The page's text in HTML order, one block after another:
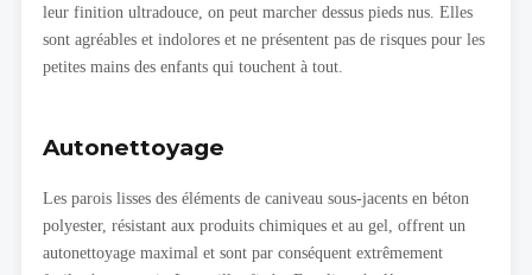
leur finition ultradouce, on peut marcher dessus pieds nus. Elles
sont agréables et indolores et ne présentent pas de risques pour les
petites mains des enfants qui touchent à tout.
Autonettoyage
Les parois lisses des éléments de caniveau sous-jacents en béton
polyester, résistant aux produits chimiques et au gel, offrent un
autonettoyage maximal et sont par conséquent extrêmement